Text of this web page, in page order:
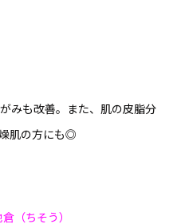
みも改善。また、肌の皮脂分
肌の方にも◎
（ちそう）